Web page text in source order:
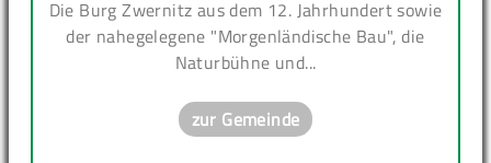
Die Burg Zwernitz aus dem 12. Jahrhundert sowie
der nahegelegene "Morgenländische Bau", die
Naturbühne und...
zur Gemeinde